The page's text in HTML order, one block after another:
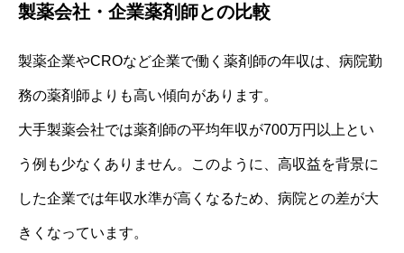
製薬会社・企業薬剤師との比較
製薬企業やCROなど企業で働く薬剤師の年収は、病院勤
務の薬剤師よりも高い傾向があります。
大手製薬会社では薬剤師の平均年収が700万円以上とい
う例も少なくありません。このように、高収益を背景に
した企業では年収水準が高くなるため、病院との差が大
きくなっています。